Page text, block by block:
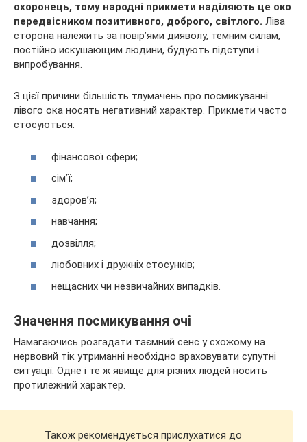
охоронець, тому народні прикмети наділяють це око
передвісником позитивного, доброго, світлого. Ліва
сторона належить за повір’ями дияволу, темним силам,
постійно искушающим людини, будують підступи і
випробування.
З цієї причини більшість тлумачень про посмикуванні
лівого ока носять негативний характер. Прикмети часто
стосуються:
фінансової сфери;
сім’ї;
здоров’я;
навчання;
дозвілля;
любовних і дружніх стосунків;
нещасних чи незвичайних випадків.
Значення посмикування очі
Намагаючись розгадати таємний сенс у схожому на
нервовий тік утриманні необхідно враховувати супутні
ситуації. Одне і те ж явище для різних людей носить
протилежний характер.
Також рекомендується прислухатися до